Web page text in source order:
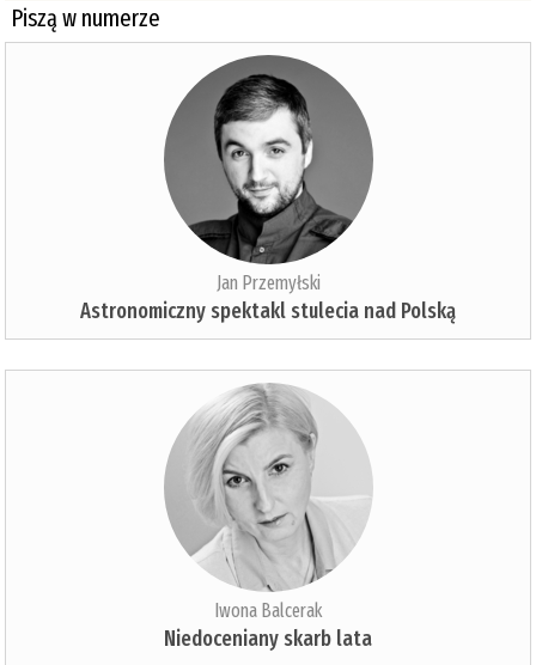
Piszą w numerze
Jan Przemyłski
Astronomiczny spektakl stulecia nad Polską
Iwona Balcerak
Niedoceniany skarb lata